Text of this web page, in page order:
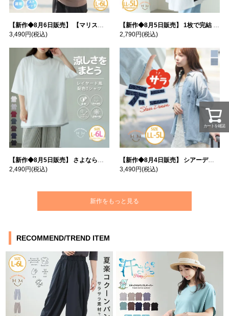
【新作◆8月6日販売】 【マリスポーツ】 運動初心者さんのための フード付き パーカー | 大きいサイズの通販ならハッピーマリリン
3,490円(税込)
【新作◆8月5日販売】 1枚で完結 袖口＆バック フハク使い トップス | 大きいサイズの通販ならハッピーマリリン
2,790円(税込)
【新作◆8月5日販売】 さよなら猛暑 涼しさを着る 遮熱 接触冷感 吸水・速乾 五分袖 コンフォートメッシュ 配色レイヤード 風ゆる Tシャツ | 大きいサイズの通販ならハッピーマリリン
2,490円(税込)
【新作◆8月4日販売】 シアーデニムで お洒落に肌隠し | 大きいサイズの通販ならハッピーマリリン
3,490円(税込)
新作をもっと見る
RECOMMEND/TREND ITEM
カートを確認